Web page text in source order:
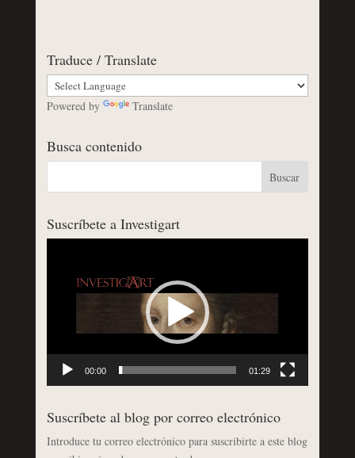
Traduce / Translate
Powered by Translate
Busca contenido
Suscríbete a Investigart
00:00 01:29
Suscríbete al blog por correo electrónico
Introduce tu correo electrónico para suscribirte a este blog